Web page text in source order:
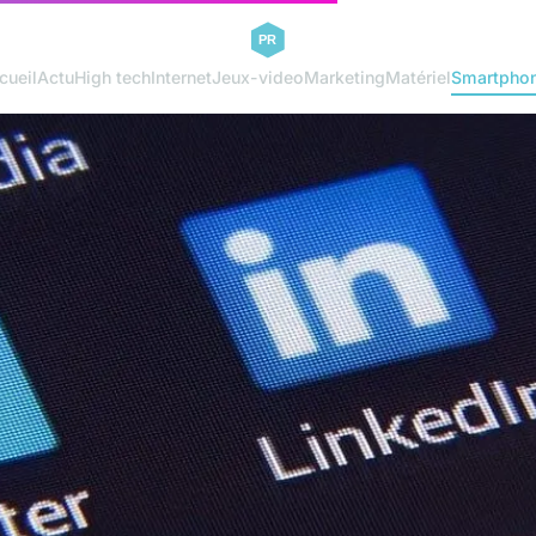
ActuHigh techInternetJeux-videoMarketingMatériel